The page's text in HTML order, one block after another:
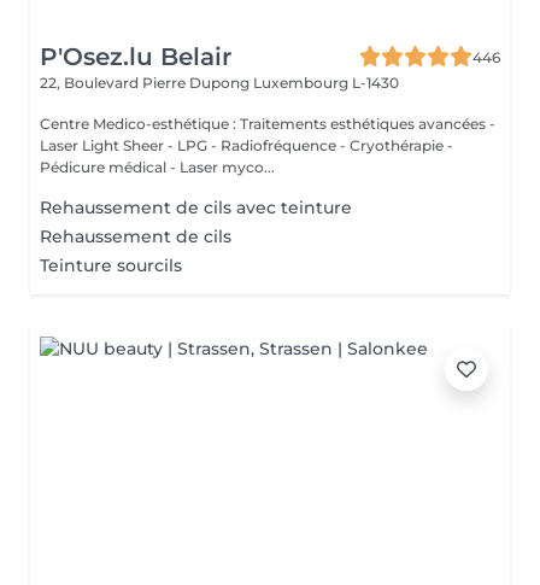
P'Osez.lu Belair
446
22, Boulevard Pierre Dupong Luxembourg L-1430
Centre Medico-esthétique : Traitements esthétiques avancées -
Laser Light Sheer - LPG - Radiofréquence - Cryothérapie -
Pédicure médical - Laser myco...
Rehaussement de cils avec teinture
Rehaussement de cils
Teinture sourcils